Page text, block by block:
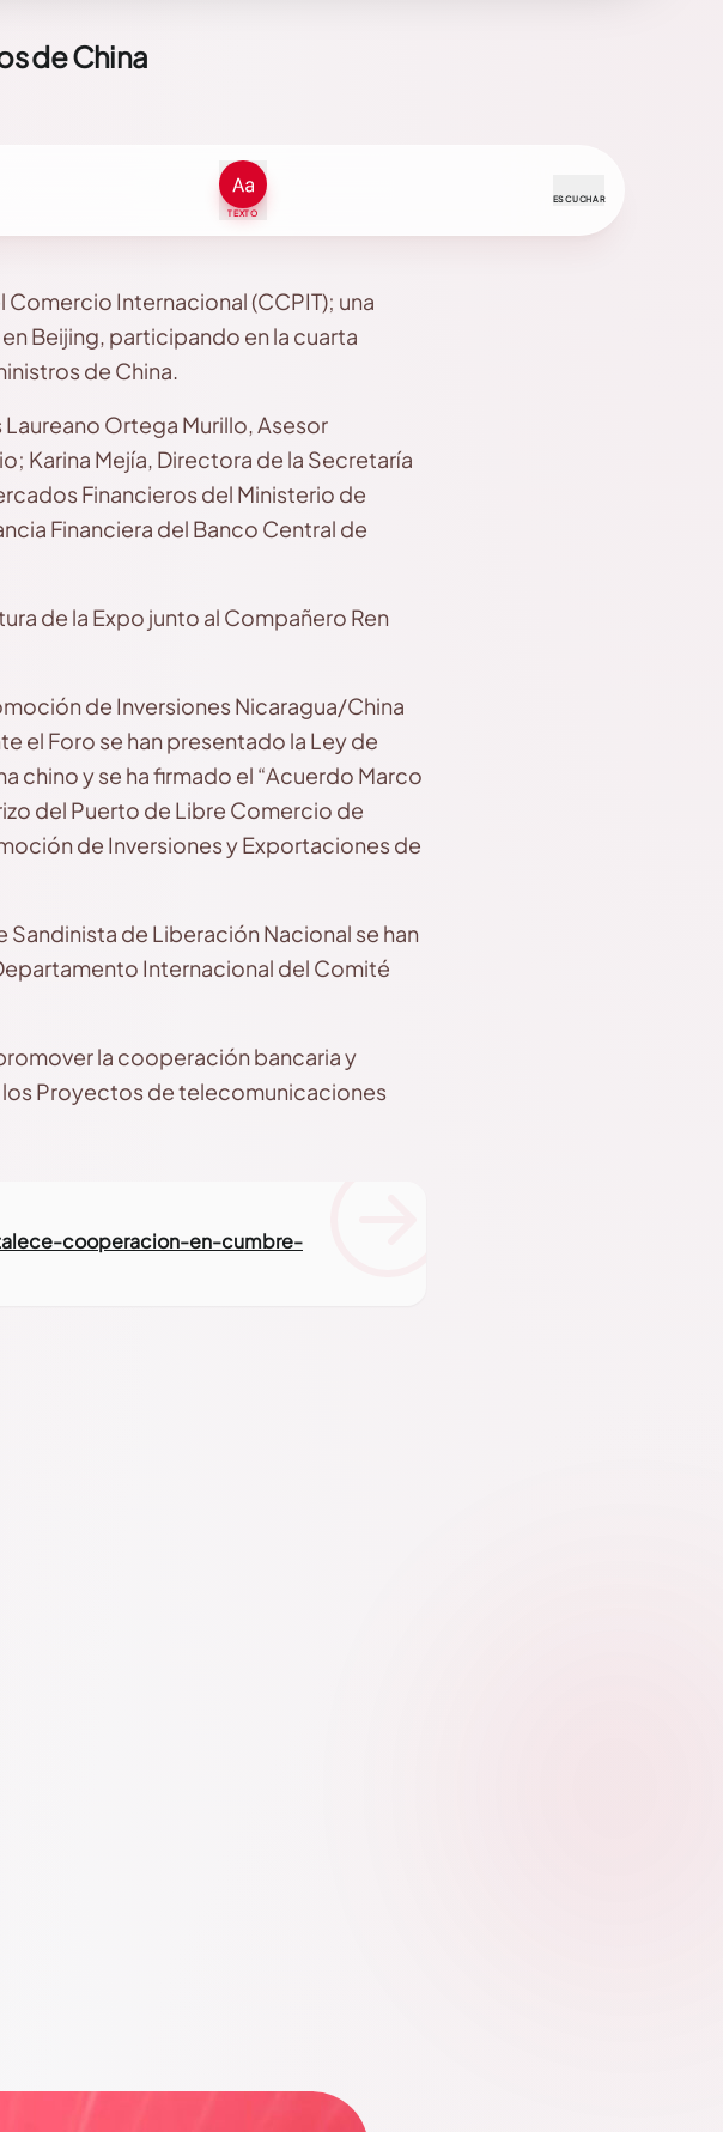
de China
TEXTO
ESCUCHAR
Internacional (CCPIT); una
Beijing, participando en la cuarta
de China.
Ortega Murillo, Asesor
Karina Mejía, Directora de la Secretaría
Financieros del Ministerio de
Financiera del Banco Central de
de la Expo junto al Compañero Ren
de Inversiones Nicaragua/China
el Foro se han presentado la Ley de
chino y se ha firmado el “Acuerdo Marco
del Puerto de Libre Comercio de
de Inversiones y Exportaciones de
de Liberación Nacional se han
Internacional del Comité
la cooperación bancaria y
los Proyectos de telecomunicaciones
cooperacion-en-cumbre-